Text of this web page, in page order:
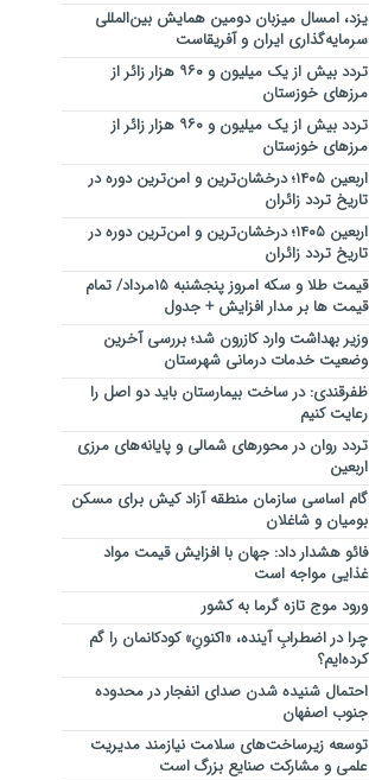
یزد، امسال میزبان دومین همایش بین‌المللی
سرمایه‌گذاری ایران و آفریقاست
تردد بیش از یک میلیون و ۹۶۰ هزار زائر از
مرزهای خوزستان
تردد بیش از یک میلیون و ۹۶۰ هزار زائر از
مرزهای خوزستان
اربعین ۱۴۰۵؛ درخشان‌ترین و امن‌ترین دوره در
تاریخ تردد زائران
اربعین ۱۴۰۵؛ درخشان‌ترین و امن‌ترین دوره در
تاریخ تردد زائران
قیمت طلا و سکه امروز پنجشنبه ۱۵مرداد/ تمام
قیمت ها بر مدار افزایش + جدول
وزیر بهداشت وارد کازرون شد؛ بررسی آخرین
وضعیت خدمات درمانی شهرستان
ظفرقندی: در ساخت بیمارستان باید دو اصل را
رعایت کنیم
تردد روان در محورهای شمالی و پایانه‌های مرزی
اربعین
گام اساسی سازمان منطقه آزاد کیش برای مسکن
بومیان و شاغلان
فائو هشدار داد: جهان با افزایش قیمت مواد
غذایی مواجه است
ورود موج تازه گرما به کشور
چرا در اضطرابِ آینده، «اکنونِ» کودکانمان را گم
کرده‌ایم؟
احتمال شنیده شدن صدای انفجار در محدوده
جنوب اصفهان
توسعه زیرساخت‌های سلامت نیازمند مدیریت
علمی و مشارکت صنایع بزرگ است